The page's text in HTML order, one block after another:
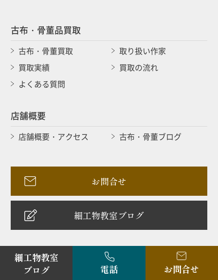
細工物教室
ブログ
電話 お問合せ
古布・骨董品買取
古布・骨董買取
取り扱い作家
買取実績
買取の流れ
よくある質問
店舗概要
店舗概要・アクセス 古布・骨董ブログ
お問合せ
細工物教室ブログ
プライバシーポリシー
サイトポリシー